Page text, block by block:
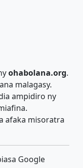
ohabolana.org.
malagasy.
ampidiro ny
afaka misoratra
Google